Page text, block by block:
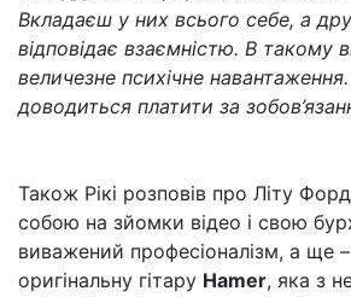
Вкладаєш у них всього себе, а
відповідає взаємністю. В такому
величезне психічне
доводиться платити за
Також Рікі розповів про Літу
собою на зйомки відео і свою
виважений професіоналізм, а ще
оригінальну гітару Hamer, яка з